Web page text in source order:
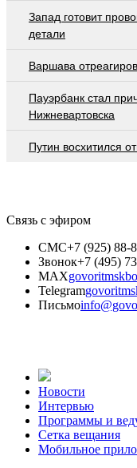
Запад готовит
детали
Варшава
Пауэрбанк стал
Нижневартовска
Путин восхитился
Связь с эфиром
СМС+7 (925) 88-
Звонок+7 (495)
MAX
Telegram
Письмо
Новости
Интервью
Программы и
Сетка вещания
Мобильное